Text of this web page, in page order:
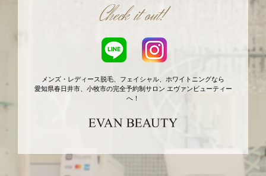
Check it out!
メンズ・レディース脱毛、フェイシャル、ホワイトニングなら
愛知県春日井市、小牧市の完全予約制サロン エヴァンビューティー
へ！